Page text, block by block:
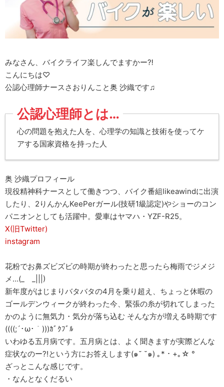
みなさん、バイクライフ楽しんでますかー⁈
こんにちは♡
公認心理師ナースさおりんこと奥 沙織です♫
公認心理師とは…
心の問題を抱えた人を、心理学の知識と技術を使ってケ
アする国家資格を持った人
奥 沙織プロフィール
現役精神科ナースとして働きつつ、バイク番組likeawindに出演
したり、2りんかんKeePerガール(技研1級認定)やショーのコン
パニオンとしても活躍中。愛車はヤマハ・YZF-R25。
X(旧Twitter)
instagram
花粉でお鼻ズビズビの時期が終わったと思ったら梅雨でジメジ
メ…(_ _|||)
新年度がはじまりバタバタの4月を乗り超え、ちょっと休暇の
ゴールデンウィークが終わった今、緊張の糸が切れてしまった
かのように無気力・気分が落ち込む そんな方が増える時期です
((((;´･ω･｀)))ｶﾞｸﾌﾞﾙ
いわゆる五月病です。五月病とは、よく聞きますが実際どんな
症状なのー?!という方にお答えします(๑˘ ˘๑) ｡*・+｡☆ °
ざっとこんな感じです。
・なんとなくだるい